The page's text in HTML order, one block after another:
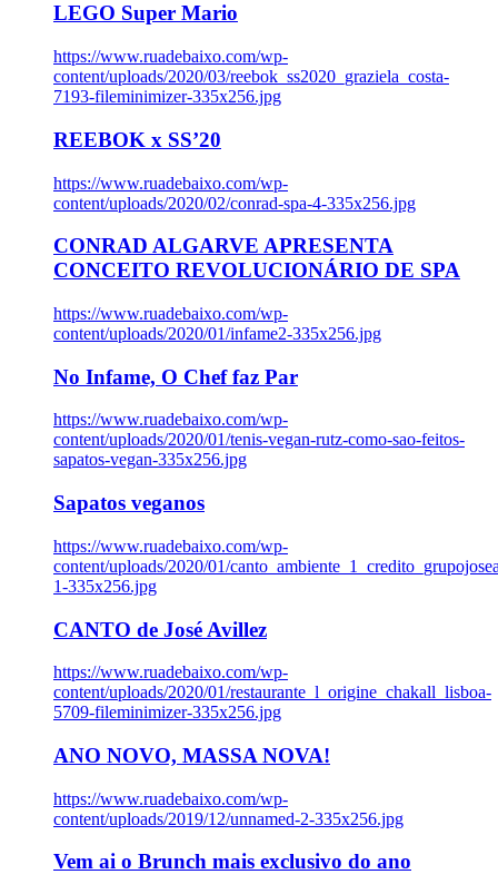
LEGO Super Mario
https://www.ruadebaixo.com/wp-
content/uploads/2020/03/reebok_ss2020_graziela_costa-
7193-fileminimizer-335x256.jpg
REEBOK x SS’20
https://www.ruadebaixo.com/wp-
content/uploads/2020/02/conrad-spa-4-335x256.jpg
CONRAD ALGARVE APRESENTA
CONCEITO REVOLUCIONÁRIO DE SPA
https://www.ruadebaixo.com/wp-
content/uploads/2020/01/infame2-335x256.jpg
No Infame, O Chef faz Par
https://www.ruadebaixo.com/wp-
content/uploads/2020/01/tenis-vegan-rutz-como-sao-feitos-
sapatos-vegan-335x256.jpg
Sapatos veganos
https://www.ruadebaixo.com/wp-
content/uploads/2020/01/
1-335x256.jpg
CANTO de José Avillez
https://www.ruadebaixo.com/wp-
content/uploads/2020/01/restaurante_l_origine_chakall_lisboa-
5709-fileminimizer-335x256.jpg
ANO NOVO, MASSA NOVA!
https://www.ruadebaixo.com/wp-
content/uploads/2019/12/unnamed-2-335x256.jpg
Vem ai o Brunch mais exclusivo do ano